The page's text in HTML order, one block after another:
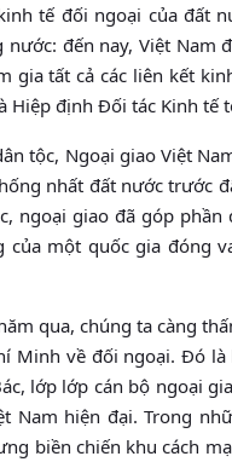
tế đối ngoại của
đến nay, Việt Nam
gia tất cả các liên kết
Hiệp định Đối tác Kinh tế
tộc, Ngoại giao Việt
nhất đất nước trước
ngoại giao đã góp
của một quốc gia đóng
qua, chúng ta càng
Minh về đối ngoại. Đó
lớp lớp cán bộ ngoại
Nam hiện đại. Trong
biền chiến khu cách